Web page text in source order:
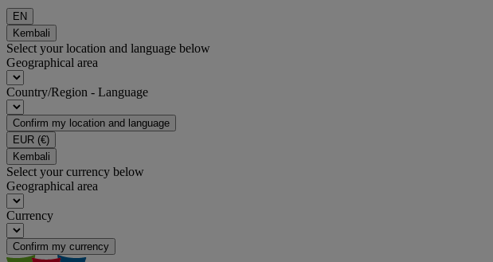
EN
Kembali
Select your location and language below
Geographical area
Country/Region - Language
Confirm my location and language
EUR (€)
Kembali
Select your currency below
Geographical area
Currency
Confirm my currency